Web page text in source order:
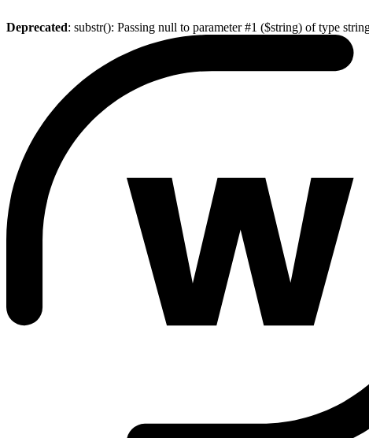
Deprecated: substr(): Passing null to parameter #1 ($string) of type